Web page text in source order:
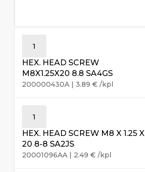
1
HEX. HEAD SCREW
M8X1.25X20 8.8 SA4GS
200000430A | 3.89 € /kpl
1
HEX. HEAD SCREW M8 X 1.25 X
20 8-8 SA2JS
20001096AA | 2.49 € /kpl